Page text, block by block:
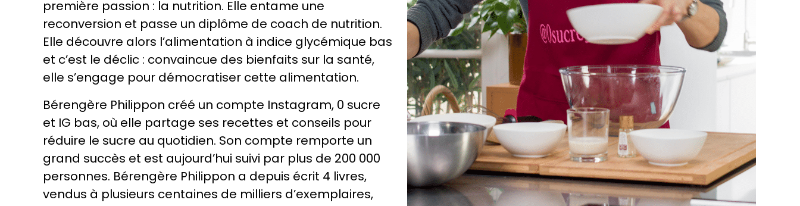
première passion : la nutrition. Elle entame une
reconversion et passe un diplôme de coach de nutrition.
Elle découvre alors l’alimentation à indice glycémique bas
et c’est le déclic : convaincue des bienfaits sur la santé,
elle s’engage pour démocratiser cette alimentation.
Bérengère Philippon créé un compte Instagram, 0 sucre
et IG bas, où elle partage ses recettes et conseils pour
réduire le sucre au quotidien. Son compte remporte un
grand succès et est aujourd’hui suivi par plus de 200 000
personnes. Bérengère Philippon a depuis écrit 4 livres,
vendus à plusieurs centaines de milliers d’exemplaires,